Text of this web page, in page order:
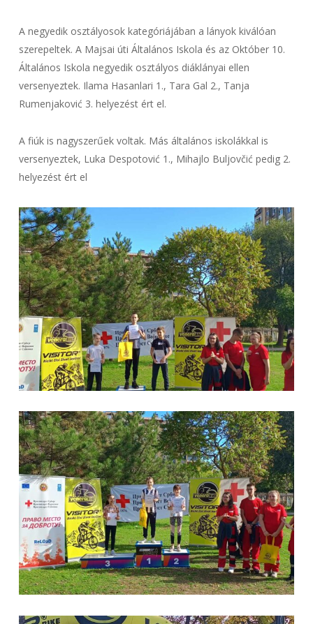
A negyedik osztályosok kategóriájában a lányok kiválóan
szerepeltek. A Majsai úti Általános Iskola és az Október 10.
Általános Iskola negyedik osztályos diáklányai ellen
versenyeztek. Ilama Hasanlari 1., Tara Gal 2., Tanja
Rumenjaković 3. helyezést ért el.
A fiúk is nagyszerűek voltak. Más általános iskolákkal is
versenyeztek, Luka Despotović 1., Mihajlo Buljovčić pedig 2.
helyezést ért el